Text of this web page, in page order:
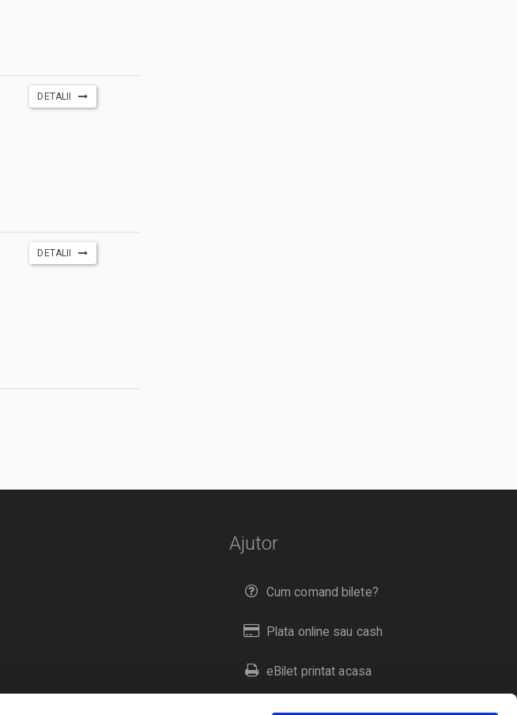
DETALII
DETALII
Ajutor
Cum comand bilete?
Plata online sau cash
eBilet printat acasa
Livrare prin curier